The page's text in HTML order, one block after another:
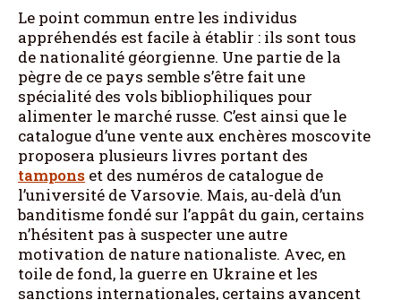
Le point commun entre les individus
appréhendés est facile à établir : ils sont tous
de nationalité géorgienne. Une partie de la
pègre de ce pays semble s’être fait une
spécialité des vols bibliophiliques pour
alimenter le marché russe. C’est ainsi que le
catalogue d’une vente aux enchères moscovite
proposera plusieurs livres portant des
tampons et des numéros de catalogue de
l’université de Varsovie. Mais, au-delà d’un
banditisme fondé sur l’appât du gain, certains
n’hésitent pas à suspecter une autre
motivation de nature nationaliste. Avec, en
toile de fond, la guerre en Ukraine et les
sanctions internationales, certains avancent